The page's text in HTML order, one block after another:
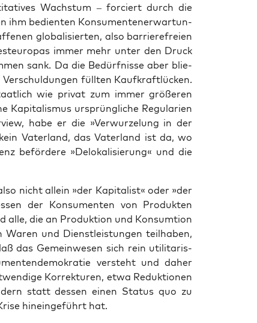
Wachs­tum – for­ciert durch die
ihm bedien­ten Kon­su­men­ten­er­war­tun­
glo­ba­li­sier­ten, also bar­rie­re­frei­en
immer mehr unter den Druck
sank. Da die Bedürf­nis­se aber blie­
füll­ten Kauf­kraft­lü­cken.
wie pri­vat zum immer grö­ße­ren
Kapi­ta­lis­mus ursprüng­li­che Regu­la­ri­en
habe er die »Ver­wur­ze­lung in der
Vater­land, das Vater­land ist da, wo
beför­de­re »Delo­ka­li­sie­rung« und die
nicht allein »der Kapi­ta­list« oder »der
der Kon­su­men­ten von Pro­duk­ten
alle, die an Pro­duk­ti­on und Kon­sum­ti­on
und Dienst­leis­tun­gen teil­ha­ben,
das Gemein­we­sen sich rein uti­li­ta­ris­
ver­steht und daher
Kor­rek­tu­ren, etwa Reduk­tio­nen
statt des­sen einen Sta­tus quo zu
hin­ein­ge­führt hat.